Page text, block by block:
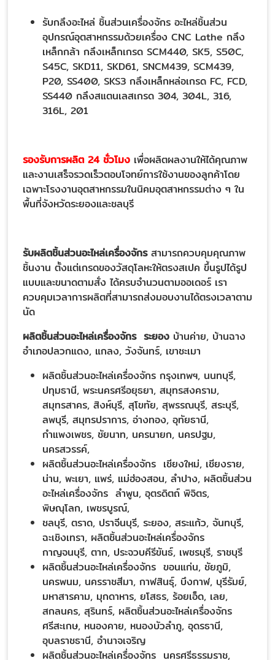
รับกลึงอะไหล่ ชิ้นส่วนเครื่องจักร อะไหล่ชิ้นส่วน
อุปกรณ์อุตสาหกรรมด้วยเครื่อง CNC Lathe กลึง
เหล็กกล้า กลึงเหล็กเกรด SCM440, SK5, S50C,
S45C, SKD11, SKD61, SNCM439, SCM439,
P20, SS400, SKS3 กลึงเหล็กหล่อเกรด FC, FCD,
SS440 กลึงสแตนเลสเกรด 304, 304L, 316,
316L, 201
รองรับการผลิต 24 ชั่วโมง เพื่อผลิตผลงานให้ได้คุณภาพ
และงานเสร็จรวดเร็วตอบโจทย์การใช้งานของลูกค้าโดย
เฉพาะโรงงานอุตสาหกรรมในนิคมอุตสาหกรรมต่าง ๆ ใน
พื้นที่จังหวัดระยองและชลบุรี
รับผลิตชิ้นส่วนอะไหล่เครื่องจักร สามารถควบคุมคุณภาพ
ชิ้นงาน ตั้งแต่เกรดของวัสดุโลหะให้ตรงสเปค ขึ้นรูปได้รูป
แบบและขนาดตามสั่ง ได้ครบจำนวนตามออเดอร์ เรา
ควบคุมเวลาการผลิตที่สามารถส่งมอบงานได้ตรงเวลาตาม
นัด
ผลิตชิ้นส่วนอะไหล่เครื่องจักร ระยอง บ้านค่าย, บ้านฉาง
อำเภอปลวกแดง, แกลง, วังจันทร์, เขาชะเมา
ผลิตชิ้นส่วนอะไหล่เครื่องจักร กรุงเทพฯ, นนทบุรี,
ปทุมธานี, พระนครศรีอยุธยา, สมุทรสงคราม,
สมุทรสาคร, สิงห์บุรี, สุโขทัย, สุพรรณบุรี, สระบุรี,
ลพบุรี, สมุทรปราการ, อ่างทอง, อุทัยธานี,
กำแพงเพชร, ชัยนาท, นครนายก, นครปฐม,
นครสวรรค์,
ผลิตชิ้นส่วนอะไหล่เครื่องจักร เชียงใหม่, เชียงราย,
น่าน, พะเยา, แพร่, แม่ฮ่องสอน, ลำปาง, ผลิตชิ้นส่วน
อะไหล่เครื่องจักร ลำพูน, อุตรดิตถ์ พิจิตร,
พิษณุโลก, เพชรบูรณ์,
ชลบุรี, ตราด, ปราจีนบุรี, ระยอง, สระแก้ว, จันทบุรี,
ฉะเชิงเทรา, ผลิตชิ้นส่วนอะไหล่เครื่องจักร
กาญจนบุรี, ตาก, ประจวบคีรีขันธ์, เพชรบุรี, ราชบุรี
ผลิตชิ้นส่วนอะไหล่เครื่องจักร ขอนแก่น, ชัยภูมิ,
นครพนม, นครราชสีมา, กาฬสินธุ์, บึงกาฬ, บุรีรัมย์,
มหาสารคาม, มุกดาหาร, ยโสธร, ร้อยเอ็ด, เลย,
สกลนคร, สุรินทร์, ผลิตชิ้นส่วนอะไหล่เครื่องจักร
ศรีสะเกษ, หนองคาย, หนองบัวลำภู, อุดรธานี,
อุบลราชธานี, อำนาจเจริญ
ผลิตชิ้นส่วนอะไหล่เครื่องจักร นครศรีธรรมราช,